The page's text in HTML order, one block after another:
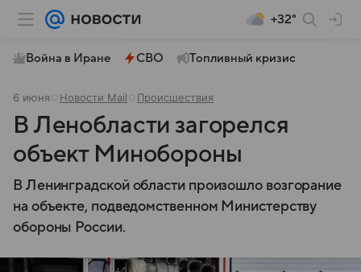
+32°
Война в Иране СВО Топливный кризис
6 июня Новости Mail Происшествия
В Ленобласти загорелся
объект Минобороны
В Ленинградской области произошло возгорание
на объекте, подведомственном Министерству
обороны России.